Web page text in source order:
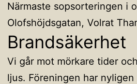
Närmaste sopsorteringen i
Olofshöjdsgatan, Volrat
Brandsäkerhet
Vi går mot mörkare tider
ljus. Föreningen har